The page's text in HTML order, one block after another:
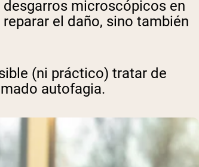
microscópicos en
el daño, sino también
(ni práctico) tratar de
autofagia.